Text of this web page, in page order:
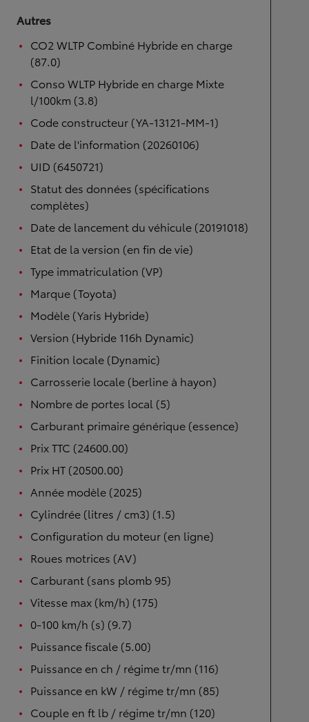
Autres
CO2 WLTP Combiné Hybride en charge
(87.0)
Conso WLTP Hybride en charge Mixte
l/100km (3.8)
Code constructeur (YA-13121-MM-1)
Date de l'information (20260106)
UID (6450721)
Statut des données (spécifications
complètes)
Date de lancement du véhicule (20191018)
Etat de la version (en fin de vie)
Type immatriculation (VP)
Marque (Toyota)
Modèle (Yaris Hybride)
Version (Hybride 116h Dynamic)
Finition locale (Dynamic)
Carrosserie locale (berline à hayon)
Nombre de portes local (5)
Carburant primaire générique (essence)
Prix TTC (24600.00)
Prix HT (20500.00)
Année modèle (2025)
Cylindrée (litres / cm3) (1.5)
Configuration du moteur (en ligne)
Roues motrices (AV)
Carburant (sans plomb 95)
Vitesse max (km/h) (175)
0-100 km/h (s) (9.7)
Puissance fiscale (5.00)
Puissance en ch / régime tr/mn (116)
Puissance en kW / régime tr/mn (85)
Couple en ft lb / régime tr/mn (120)